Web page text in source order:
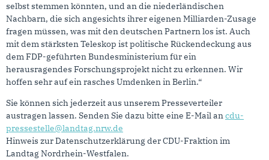
selbst stemmen könnten, und an die niederländischen
Nachbarn, die sich angesichts ihrer eigenen Milliarden-Zusage
fragen müssen, was mit den deutschen Partnern los ist. Auch
mit dem stärksten Teleskop ist politische Rückendeckung aus
dem FDP-geführten Bundesministerium für ein
herausragendes Forschungsprojekt nicht zu erkennen. Wir
hoffen sehr auf ein rasches Umdenken in Berlin.“
Sie können sich jederzeit aus unserem Presseverteiler
austragen lassen. Senden Sie dazu bitte eine E-Mail ancdu-
pressestelle@landtag.nrw.de
Hinweis zur Datenschutzerklärung der CDU-Fraktion im
Landtag Nordrhein-Westfalen.